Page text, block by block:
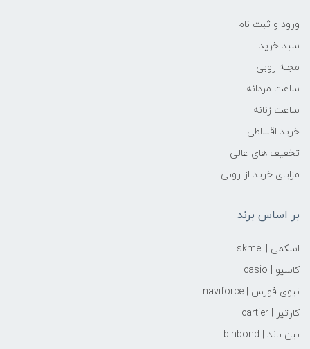
ورود و ثبت نام
سبد خرید
مجله روبی
ساعت مردانه
ساعت زنانه
خرید اقساطی
تخفیف های عالی
مزایای خرید از روبی
بر اساس برند
اسکمی | skmei
کاسیو | casio
نیوی فورس | naviforce
کارتیر | cartier
بین باند | binbond